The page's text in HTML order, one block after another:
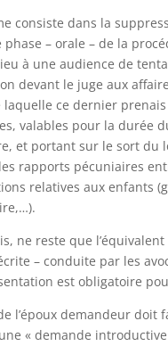
consiste dans la
phase – orale – de la
à une audience de
devant le juge aux
laquelle ce dernier
valables pour la durée
et portant sur le sort du
rapports pécuniaires
relatives aux enfants
ne reste que
– conduite par les
est obligatoire
l’époux demandeur doit
« demande introductive